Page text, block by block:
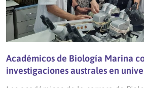
Académicos de Biología Marina
investigaciones australes en